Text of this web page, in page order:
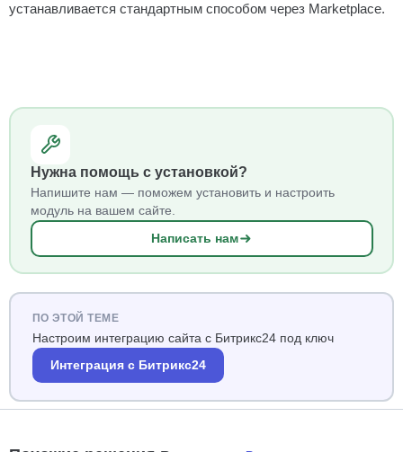
устанавливается стандартным способом через Marketplace.
Нужна помощь с установкой?
Напишите нам — поможем установить и настроить
модуль на вашем сайте.
Написать нам
ПО ЭТОЙ ТЕМЕ
Настроим интеграцию сайта с Битрикс24 под ключ
Интеграция с Битрикс24